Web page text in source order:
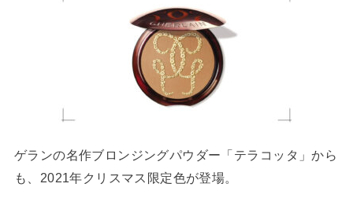
ゲランの名作ブロンジングパウダー「テラコッタ」から
も、2021年クリスマス限定色が登場。